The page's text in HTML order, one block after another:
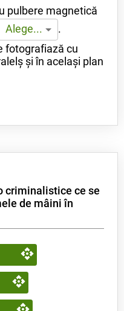
pulbere magnetică
Alege...
.
fotografiază cu
și în același plan
criminalistice ce se
de mâini în